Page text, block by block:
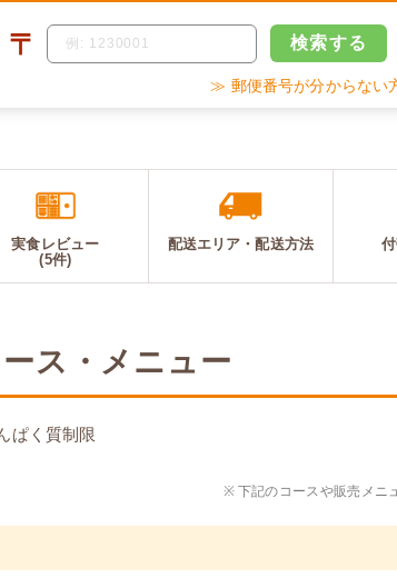
〒 検索する
≫ 郵便番号が分からない
実食レビュー
(5件)
配送エリア・配送方法
ス・メニュー
ぱく質制限
※ 下記のコースや販売メニ